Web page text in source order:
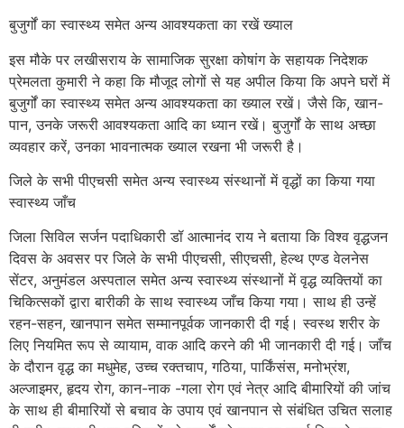
बुजुर्गों का स्वास्थ्य समेत अन्य आवश्यकता का रखें ख्याल
इस मौके पर लखीसराय के सामाजिक सुरक्षा कोषांग के सहायक निदेशक
प्रेमलता कुमारी ने कहा कि मौजूद लोगों से यह अपील किया कि अपने घरों में
बुजुर्गों का स्वास्थ्य समेत अन्य आवश्यकता का ख्याल रखें। जैसे कि, खान-
पान, उनके जरूरी आवश्यकता आदि का ध्यान रखें। बुजुर्गों के साथ अच्छा
व्यवहार करें, उनका भावनात्मक ख्याल रखना भी जरूरी है।
जिले के सभी पीएचसी समेत अन्य स्वास्थ्य संस्थानों में वृद्धों का किया गया
स्वास्थ्य जाँच
जिला सिविल सर्जन पदाधिकारी डॉ आत्मानंद राय ने बताया कि विश्व वृद्धजन
दिवस के अवसर पर जिले के सभी पीएचसी, सीएचसी, हेल्थ एण्ड वेलनेस
सेंटर, अनुमंडल अस्पताल समेत अन्य स्वास्थ्य संस्थानों में वृद्ध व्यक्तियों का
चिकित्सकों द्वारा बारीकी के साथ स्वास्थ्य जाँच किया गया। साथ ही उन्हें
रहन-सहन, खानपान समेत सम्मानपूर्वक जानकारी दी गई। स्वस्थ शरीर के
लिए नियमित रूप से व्यायाम, वाक आदि करने की भी जानकारी दी गई। जाँच
के दौरान वृद्ध का मधुमेह, उच्च रक्तचाप, गठिया, पार्किंसंस, मनोभ्रंश,
अल्जाइमर, हृदय रोग, कान-नाक -गला रोग एवं नेत्र आदि बीमारियों की जांच
के साथ ही बीमारियों से बचाव के उपाय एवं खानपान से संबंधित उचित सलाह